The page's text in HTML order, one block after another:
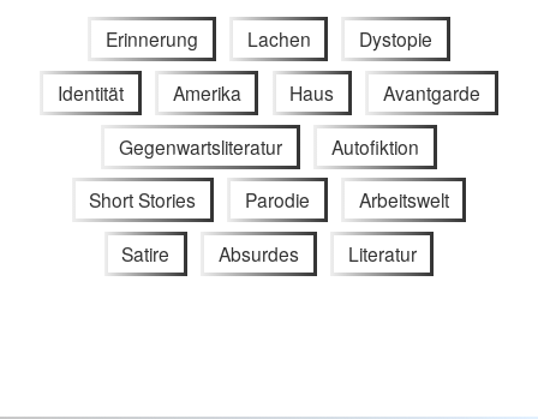
Erinnerung Lachen Dystopie
Identität Amerika Haus Avantgarde
Gegenwartsliteratur Autofiktion
Short Stories Parodie Arbeitswelt
Satire Absurdes Literatur